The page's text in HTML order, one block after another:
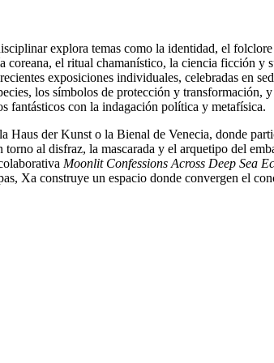
explora temas como la identidad, el
el ritual chamanístico, la ciencia ficción y
exposiciones individuales, celebradas en
los símbolos de protección y
fantásticos con la indagación política y metafísica.
der Kunst o la Bienal de Venecia, donde
al disfraz, la mascarada y el arquetipo del
Moonlit Confessions Across Deep Sea
Xa construye un espacio donde convergen el